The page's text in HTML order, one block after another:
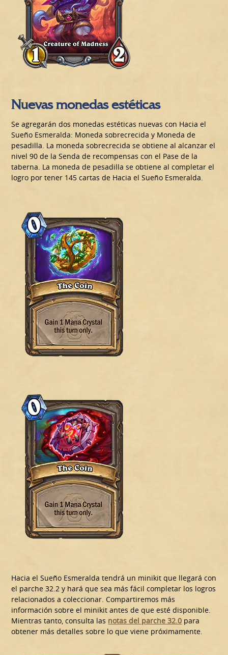
Nuevas monedas estéticas
Se agregarán dos monedas estéticas nuevas con Hacia el
Sueño Esmeralda: Moneda sobrecrecida y Moneda de
pesadilla. La moneda sobrecrecida se obtiene al alcanzar el
nivel 90 de la Senda de recompensas con el Pase de la
taberna. La moneda de pesadilla se obtiene al completar el
logro por tener 145 cartas de Hacia el Sueño Esmeralda.
Hacia el Sueño Esmeralda tendrá un minikit que llegará con
el parche 32.2 y hará que sea más fácil completar los logros
relacionados a coleccionar. Compartiremos más
información sobre el minikit antes de que esté disponible.
Mientras tanto, consulta las notas del parche 32.0 para
obtener más detalles sobre lo que viene próximamente.